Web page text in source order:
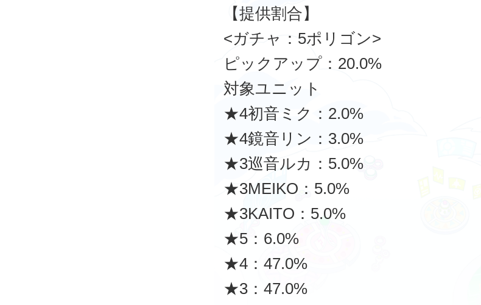
【提供割合】
<ガチャ：5ポリゴン>
ピックアップ：20.0%
対象ユニット
★4初音ミク：2.0%
★4鏡音リン：3.0%
★3巡音ルカ：5.0%
★3MEIKO：5.0%
★3KAITO：5.0%
★5：6.0%
★4：47.0%
★3：47.0%